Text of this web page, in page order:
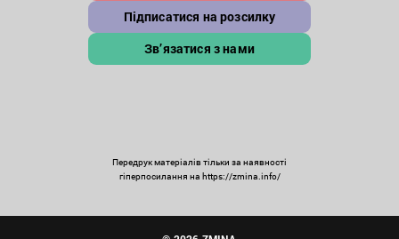
Підписатися на розсилку
Зв’язатися з нами
Передрук матеріалів тільки за наявності
гіперпосилання на https://zmina.info/